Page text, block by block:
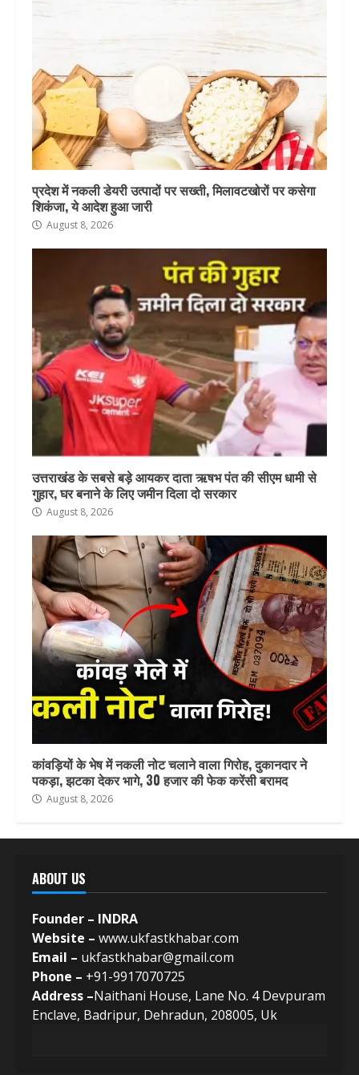
प्रदेश में नकली डेयरी उत्पादों पर सख्ती, मिलावटखोरों पर कसेगा
शिकंजा, ये आदेश हुआ जारी
August 8, 2026
उत्तराखंड के सबसे बड़े आयकर दाता ऋषभ पंत की सीएम धामी से
गुहार, घर बनाने के लिए जमीन दिला दो सरकार
August 8, 2026
कांवड़ियों के भेष में नकली नोट चलाने वाला गिरोह, दुकानदार ने
पकड़ा, झटका देकर भागे, 30 हजार की फेक करेंसी बरामद
August 8, 2026
ABOUT US
Founder – INDRA
Website – www.ukfastkhabar.com
Email – ukfastkhabar@gmail.com
Phone – +91-9917070725
Address –Naithani House, Lane No. 4 Devpuram
Enclave, Badripur, Dehradun, 208005, Uk